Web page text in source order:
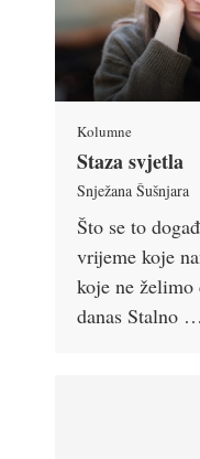
Kolumne
Staza svjetla
Snježana Šušnjara
Što se to
vrijeme koje
koje ne
danas Stalno …